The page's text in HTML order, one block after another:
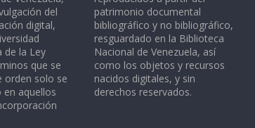
del
digital,
de la Ley
que se
orden solo se
aquellos
patrimonio documental
bibliográfico y no bibliográfico,
resguardado en la Biblioteca
Nacional de Venezuela, así
como los objetos y recursos
nacidos digitales, y sin
derechos reservados.